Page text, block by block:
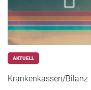
AKTUELL
Krankenkassen/Bilanz